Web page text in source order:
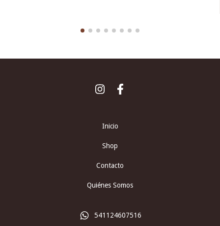
Inicio
Shop
Contacto
Quiénes Somos
541124607516